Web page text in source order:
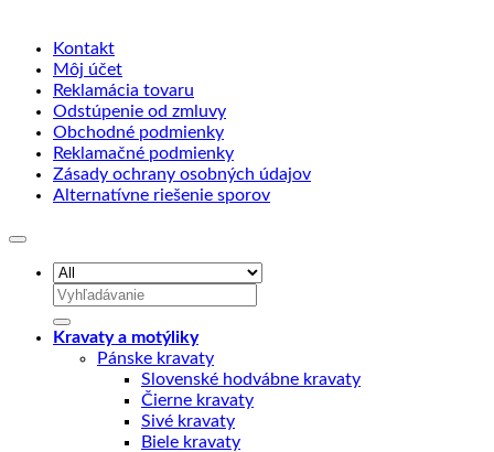
Kontakt
Môj účet
Reklamácia tovaru
Odstúpenie od zmluvy
Obchodné podmienky
Reklamačné podmienky
Zásady ochrany osobných údajov
Alternatívne riešenie sporov
Hľadať:
Kravaty a motýliky
Pánske kravaty
Slovenské hodvábne kravaty
Čierne kravaty
Sivé kravaty
Biele kravaty